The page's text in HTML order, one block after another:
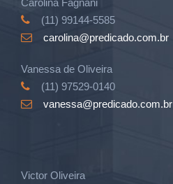
Carolina Fagnani
(11) 99144-5585
carolina@predicado.com.br
Vanessa de Oliveira
(11) 97529-0140
vanessa@predicado.com.br
Victor Oliveira